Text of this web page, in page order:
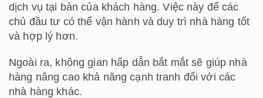
dịch vụ tại bàn của khách hàng. Việc này để các
chủ đầu tư có thể vận hành và duy trì nhà hàng tốt
và hợp lý hơn.
Ngoài ra, không gian hấp dẫn bắt mắt sẽ giúp nhà
hàng nâng cao khả năng cạnh tranh đối với các
nhà hàng khác.